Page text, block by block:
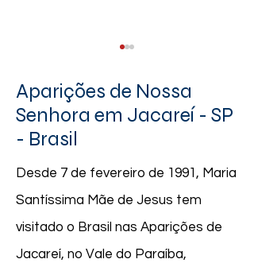
Calendário Agosto 2026
Aparições de Nossa
Senhora em Jacareí - SP
- Brasil
Desde 7 de fevereiro de 1991, Maria
Santíssima Mãe de Jesus tem
visitado o Brasil nas Aparições de
Jacareí, no Vale do Paraíba,